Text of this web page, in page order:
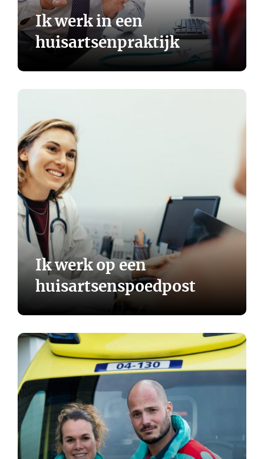
Ik werk in een
huisartsenpraktijk
Ik werk op een
huisartsenspoedpost